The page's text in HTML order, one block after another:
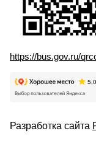
https://bus.gov.ru/
Разработка сайта